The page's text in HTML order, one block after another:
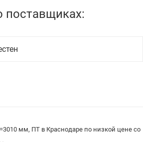
мм, ПТ в Краснодаре по низкой цене со